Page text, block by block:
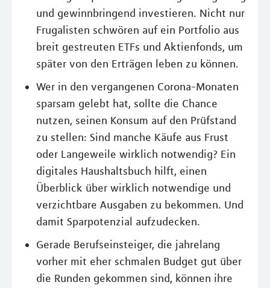
und gewinnbringend investieren. Nicht nur
Frugalisten schwören auf ein Portfolio aus
breit gestreuten ETFs und Aktienfonds, um
später von den Erträgen leben zu können.
Wer in den vergangenen Corona-Monaten
sparsam gelebt hat, sollte die Chance
nutzen, seinen Konsum auf den Prüfstand
zu stellen: Sind manche Käufe aus Frust
oder Langeweile wirklich notwendig? Ein
digitales Haushaltsbuch hilft, einen
Überblick über wirklich notwendige und
verzichtbare Ausgaben zu bekommen. Und
damit Sparpotenzial aufzudecken.
Gerade Berufseinsteiger, die jahrelang
vorher mit eher schmalen Budget gut über
die Runden gekommen sind, können ihre